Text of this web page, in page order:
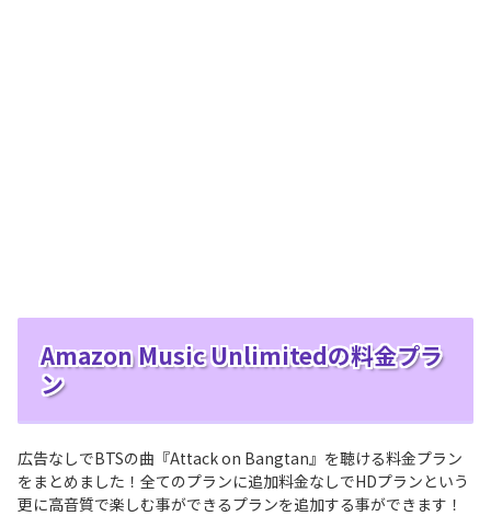
Amazon Music Unlimitedの料金プラ
ン
広告なしでBTSの曲『Attack on Bangtan』を聴ける料金プラン
をまとめました！全てのプランに追加料金なしでHDプランという
更に高音質で楽しむ事ができるプランを追加する事ができます！